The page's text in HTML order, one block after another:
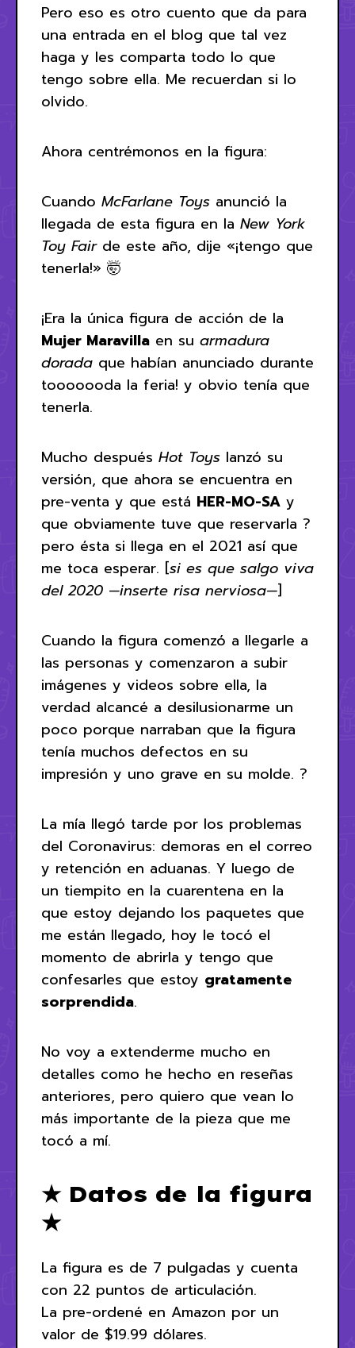
Pero eso es otro cuento que da para
una entrada en el blog que tal vez
haga y les comparta todo lo que
tengo sobre ella. Me recuerdan si lo
olvido.
Ahora centrémonos en la figura:
Cuando McFarlane Toys anunció la
llegada de esta figura en la New York
Toy Fairde este año, dije «¡tengo que
tenerla!» 🤯
¡Era la única figura de acción de la
Mujer Maravilla en su armadura
dorada que habían anunciado durante
tooooooda la feria! y obvio tenía que
tenerla.
Mucho después Hot Toys lanzó su
versión, que ahora se encuentra en
pre-venta y que está HER-MO-SA y
que obviamente tuve que reservarla ?
pero ésta si llega en el 2021 así que
me toca esperar. [si es que salgo viva
del 2020 —inserte risa nerviosa—]
Cuando la figura comenzó a llegarle a
las personas y comenzaron a subir
imágenes y videos sobre ella, la
verdad alcancé a desilusionarme un
poco porque narraban que la figura
tenía muchos defectos en su
impresión y uno grave en su molde. ?
La mía llegó tarde por los problemas
del Coronavirus: demoras en el correo
y retención en aduanas. Y luego de
un tiempito en la cuarentena en la
que estoy dejando los paquetes que
me están llegado, hoy le tocó el
momento de abrirla y tengo que
confesarles que estoy gratamente
sorprendida.
No voy a extenderme mucho en
detalles como he hecho en reseñas
anteriores, pero quiero que vean lo
más importante de la pieza que me
tocó a mí.
★ Datos de la figura
★
La figura es de 7 pulgadas y cuenta
con 22 puntos de articulación.
La pre-ordené en Amazon por un
valor de $19.99 dólares.